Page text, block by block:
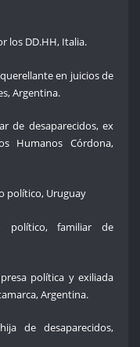
los DD.HH, Italia.
en juicios de
Argentina.
de desaparecidos, ex
Humanos Córdona,
político, Uruguay
familiar de
política y exiliada
Argentina.
de desaparecidos,